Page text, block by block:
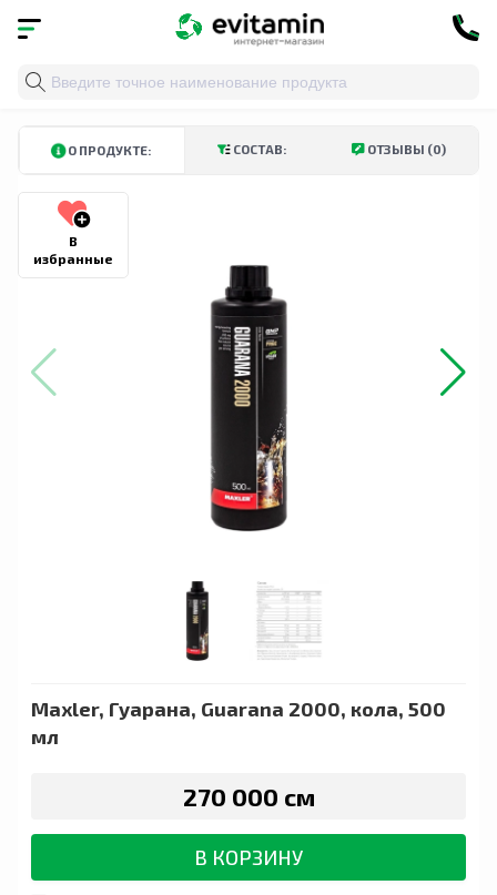
Главная Витамины и минералы
О ПРОДУКТЕ: СОСТАВ: ОТЗЫВЫ (0)
КУПИТЬ В ТАШКЕНТСКОЙ ОБЛАСТИ
В
избранные
Maxler, Гуарана, Guarana 2000, кола, 500
мл
270 000 сӯм
В КОРЗИНУ